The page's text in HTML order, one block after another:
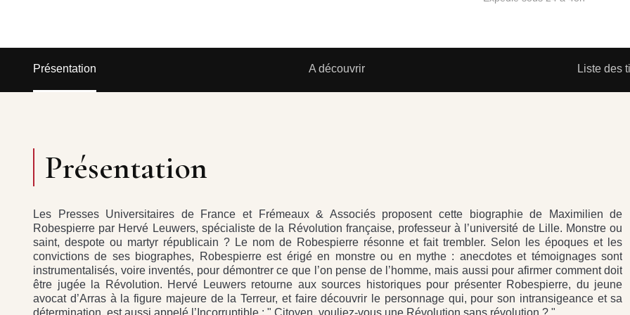
Présentation A découvrir Liste des
Présentation
Les Presses Universitaires de France et Frémeaux & Associés proposent cette biographie de Maximilien de
Robespierre par Hervé Leuwers, spécialiste de la Révolution française, professeur à l’université de Lille. Monstre ou
saint, despote ou martyr républicain ? Le nom de Robespierre résonne et fait trembler. Selon les époques et les
convictions de ses biographes, Robespierre est érigé en monstre ou en mythe : anecdotes et témoignages sont
instrumentalisés, voire inventés, pour démontrer ce que l’on pense de l’homme, mais aussi pour afirmer comment doit
être jugée la Révolution. Hervé Leuwers retourne aux sources historiques pour présenter Robespierre, du jeune
avocat d’Arras à la figure majeure de la Terreur, et faire découvrir le personnage qui, pour son intransigeance et sa
détermination, est aussi appelé l’Incorruptible : " Citoyen, vouliez-vous une Révolution sans révolution ? "